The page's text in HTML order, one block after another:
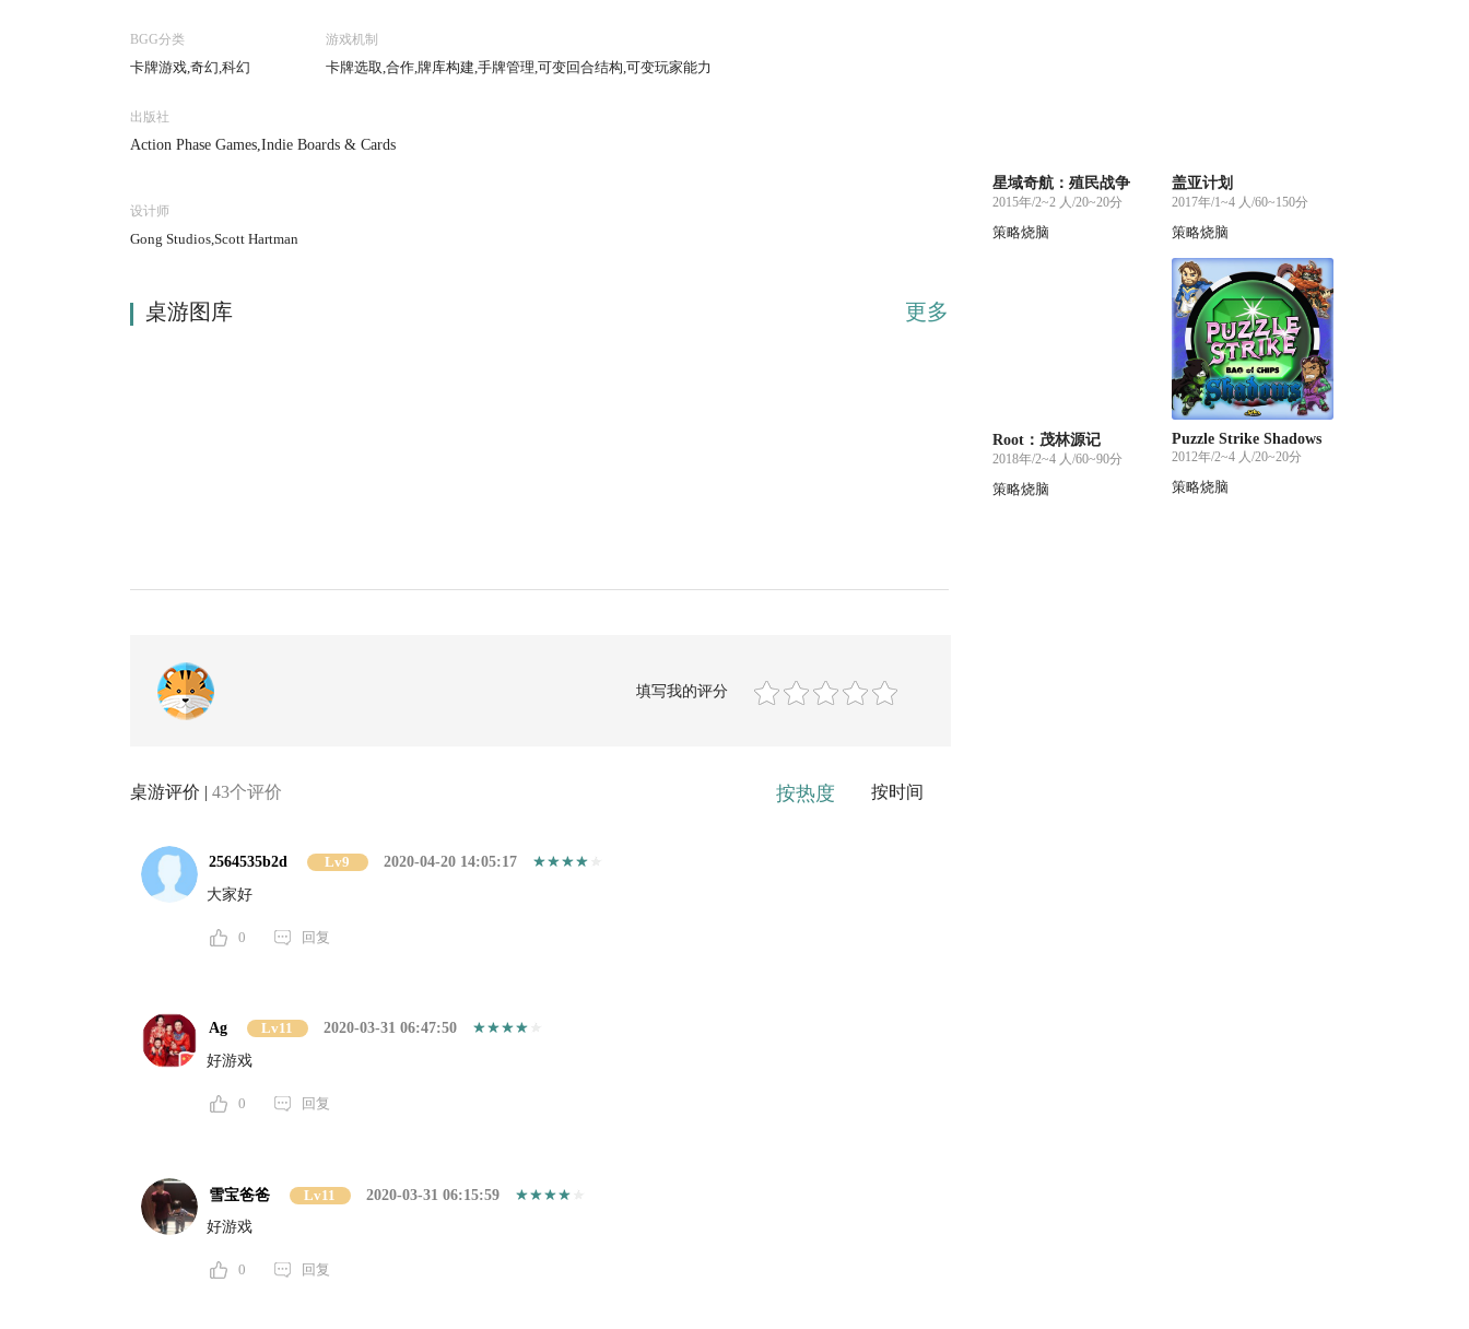
商量选不同的角色，因为角色是有角色能力的！
BGG分类
卡牌游戏,奇幻,科幻
游戏机制
卡牌选取,合作,牌库构建,手牌管理,可变回合结构,可变玩家能力
出版社
Action Phase Games,Indie Boards & Cards
设计师
Gong Studios,Scott Hartman
桌游图库 更多
填写我的评分
桌游评价 | 43个评价 按热度 按时间
2564535b2d Lv9
2020-04-20 14:05:17
大家好
0 回复
Ag Lv11
2020-03-31 06:47:50
好游戏
0 回复
雪宝爸爸 Lv11
2020-03-31 06:15:59
好游戏
0 回复
星域奇航：殖民战争
2015年/2~2 人/20~20分
策略烧脑
盖亚计划
2017年/1~4 人/60~150分
策略烧脑
Root：茂林源记
2018年/2~4 人/60~90分
策略烧脑
Puzzle Strike Shadows
2012年/2~4 人/20~20分
策略烧脑